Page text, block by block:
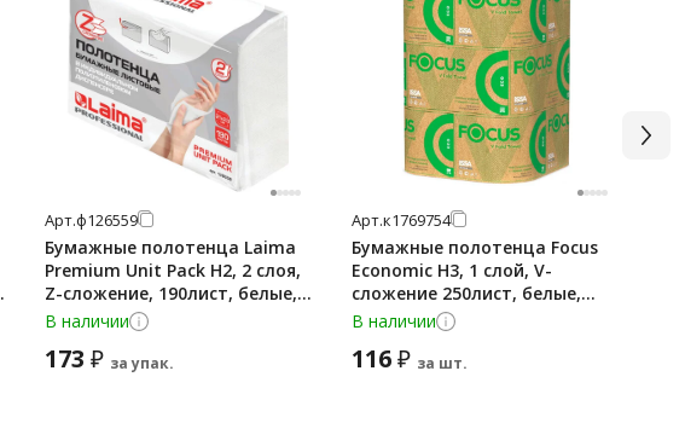
Арт.ф126559
Бумажные полотенца Laima
Premium Unit Pack H2, 2 слоя,
Z-сложение, 190лист, белые,
126559
В наличии
173 ₽ за упак.
Арт.к1769754
Бумажные полотенца Focus
Economic H3, 1 слой, V-
сложение 250лист, белые,
5083741
В наличии
116₽ за шт.